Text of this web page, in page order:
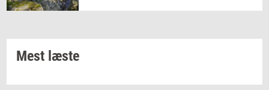
Mest læste